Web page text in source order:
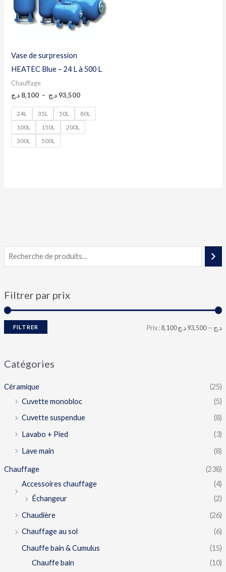
Filtrer par prix
FILTRER Prix : 8,100 د.ج—93,500 د.ج
Catégories
Céramique
(25)
Cuvette monobloc
(5)
Cuvette suspendue
(8)
Lavabo + Pied
(3)
Lave main
(8)
Chauffage
(238)
Accessoires chauffage
(4)
Échangeur
(2)
Chaudière
(26)
Chauffage au sol
(6)
Chauffe bain & Cumulus
(15)
Chauffe bain
(10)
Vase de surpression
HEATEC Blue – 24 L à 500 L
Chauffage
8,100 د.ج – 93,500 د.ج
24L 35L 50L
80L
100L
150L
200L
300L
500L